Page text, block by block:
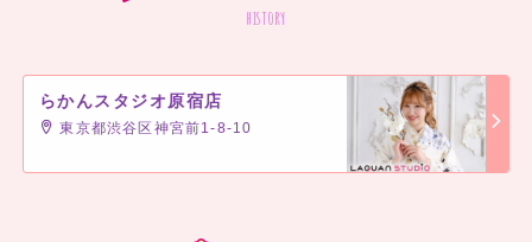
history
らかんスタジオ原宿店
東京都渋谷区神宮前1-8-10